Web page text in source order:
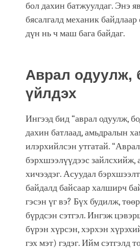
бол дахин батжуулдаг. Энэ
бясалгалд механик
дүн нь ч маш бага байдаг.
Аврал одуулж,
үйлдэх
Ингээд бид “аврал одуулж,
дахин батлаад, амьдралын
илэрхийлсэн утгатай.
бэрхшээлүүдээс зайлсхийж,
хичээдэг. Асуудал
байдалд байсаар халширч
гэсэн үг вэ? Бүх будилж,
бүрдсэн сэтгэл. Ингэж
бүрэн хүрсэн, хэрхэн
гэх мэт) гэдэг. Ийм сэтгэлд